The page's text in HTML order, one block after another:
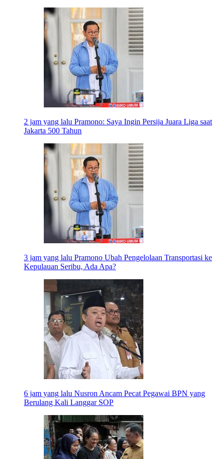
2 jam yang lalu Pramono: Saya Ingin Persija Juara Liga saat
Jakarta 500 Tahun
3 jam yang lalu Pramono Ubah Pengelolaan Transportasi ke
Kepulauan Seribu, Ada Apa?
6 jam yang lalu Nusron Ancam Pecat Pegawai BPN yang
Berulang Kali Langgar SOP